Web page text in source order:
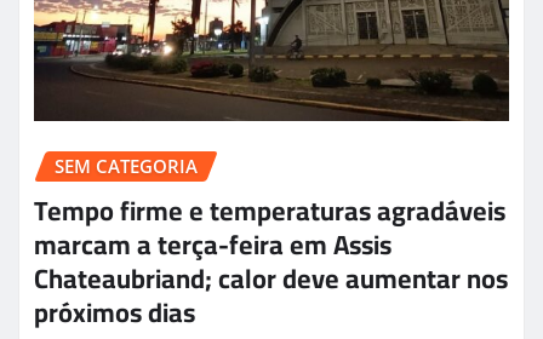
SEM CATEGORIA
Tempo firme e temperaturas agradáveis
marcam a terça-feira em Assis
Chateaubriand; calor deve aumentar nos
próximos dias